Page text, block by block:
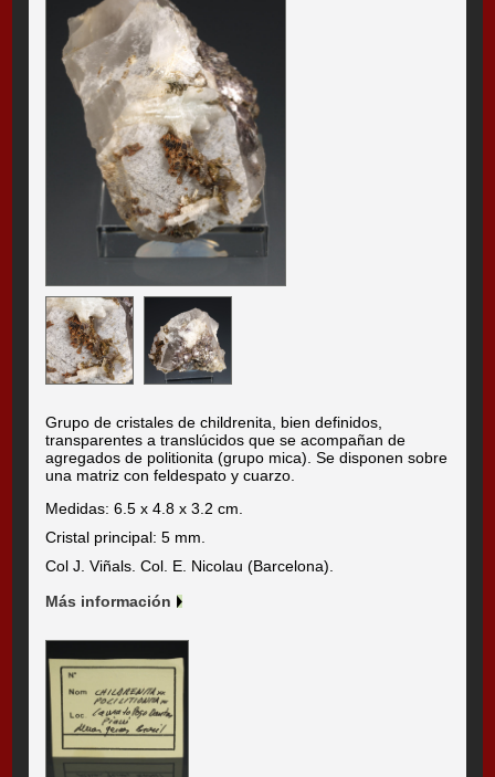
Grupo de cristales de childrenita, bien definidos,
transparentes a translúcidos que se acompañan de
agregados de politionita (grupo mica). Se disponen sobre
una matriz con feldespato y cuarzo.
Medidas: 6.5 x 4.8 x 3.2 cm.
Cristal principal: 5 mm.
Col J. Viñals. Col. E. Nicolau (Barcelona).
Más información